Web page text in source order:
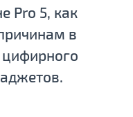
Pro 5, как
в